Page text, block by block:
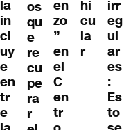
la
in
cl
uy
e
en
tr
e
os
qu
e
re
cu
pe
ra
r
en
zo
”
en
el
C
en
tr
hi
cu
la
r
irr
eg
ul
ar
es
:
Es
to